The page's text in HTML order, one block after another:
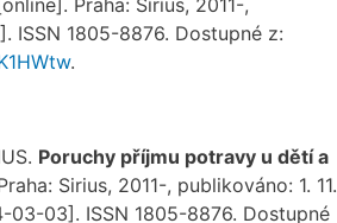
ISSN 1805-8876. Dostupné z:
.
Poruchy příjmu potravy u dětí a
Sirius, 2011-, publikováno: 1. 11.
03-03]. ISSN 1805-8876. Dostupné